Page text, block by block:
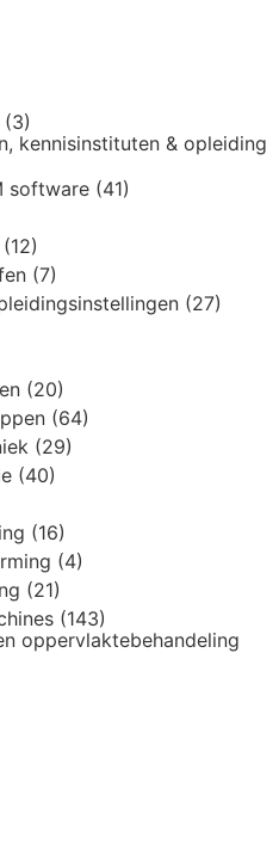
(3)
kennisinstituten & opleiding
software (41)
(12)
(7)
(27)
(20)
(64)
(29)
(40)
(16)
(4)
(21)
(143)
oppervlaktebehandeling